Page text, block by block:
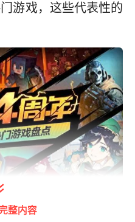
游戏，这些代表性的
看图片详情
整内容